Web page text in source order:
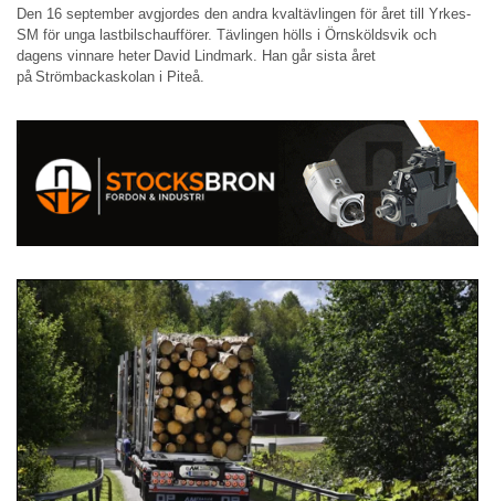
Den 16 september avgjordes den andra kvaltävlingen för året till Yrkes-
SM för unga lastbilschaufförer. Tävlingen hölls i Örnsköldsvik och
dagens vinnare heter David Lindmark. Han går sista året
på Strömbackaskolan i Piteå.